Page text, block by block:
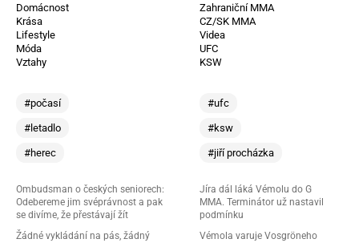
Domácnost
Krása
Lifestyle
Móda
Vztahy
#počasí
#letadlo
#herec
Ombudsman o českých seniorech:
Odebereme jim svéprávnost a pak
se divíme, že přestávají žít
Žádné vykládání na pás, žádný
Zahraniční MMA
CZ/SK MMA
Videa
UFC
KSW
#ufc
#ksw
#jiří procházka
Jíra dál láká Vémolu do G
MMA. Terminátor už nastavil
podmínku
Vémola varuje Vosgröneho